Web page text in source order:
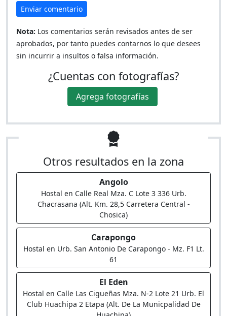
Enviar comentario
Nota: Los comentarios serán revisados antes de ser
aprobados, por tanto puedes contarnos lo que desees
sin incurrir a insultos o falsa información.
¿Cuentas con fotografías?
Agrega fotografías
Otros resultados en la zona
Angolo
Hostal en Calle Real Mza. C Lote 3 336 Urb.
Chacrasana (Alt. Km. 28,5 Carretera Central -
Chosica)
Carapongo
Hostal en Urb. San Antonio De Carapongo - Mz. F1 Lt.
61
El Eden
Hostal en Calle Las Cigueñas Mza. N-2 Lote 21 Urb. El
Club Huachipa 2 Etapa (Alt. De La Municpalidad De